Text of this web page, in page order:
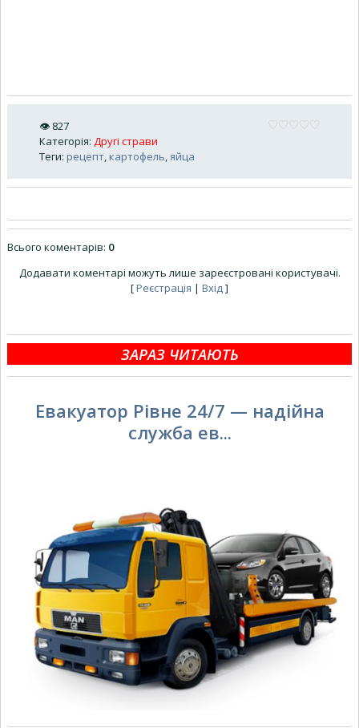
👁 827
Категорія: Другі страви
Теги: рецепт, картофель,яйца
Всього коментарів: 0
Додавати коментарі можуть лише зареєстровані користувачі.
[Реєстрація | Вхід]
ЗАРАЗ ЧИТАЮТЬ
Евакуатор Рівне 24/7 — надійна
служба ев...